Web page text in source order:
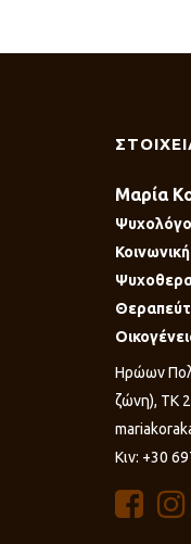
Μαρία
Ηρώων
ζώνη), ΤΚ
Κιν: +30